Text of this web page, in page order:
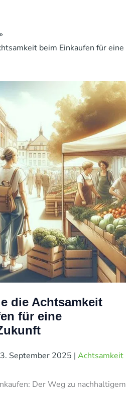
beim Einkaufen für eine
die Achtsamkeit
für eine
September 2025 | Achtsamkeit
Der Weg zu nachhaltigem